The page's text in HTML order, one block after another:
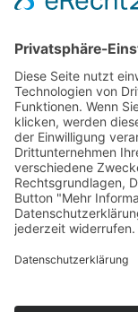
Podcasts,
Entdecken Sie
und
verfügbar.
COOKIE-